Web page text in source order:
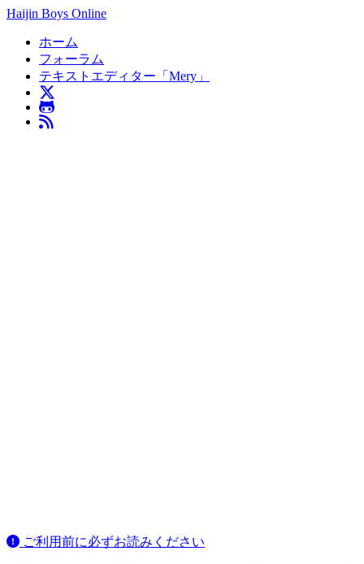
Haijin Boys Online
ホーム
フォーラム
テキストエディター「Mery」
ご利用前に必ずお読みください